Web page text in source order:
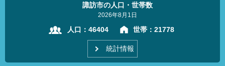
諏訪市の人口・世帯数
2026年8月1日
人口： 46404 世帯： 21778
統計情報